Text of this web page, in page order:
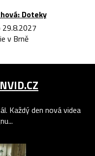
Doteky
v Brně
Každý den nová videa